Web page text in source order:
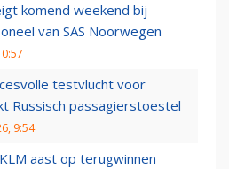
komend weekend bij
van SAS Noorwegen
testvlucht voor
Russisch passagierstoestel
9:54
aast op terugwinnen